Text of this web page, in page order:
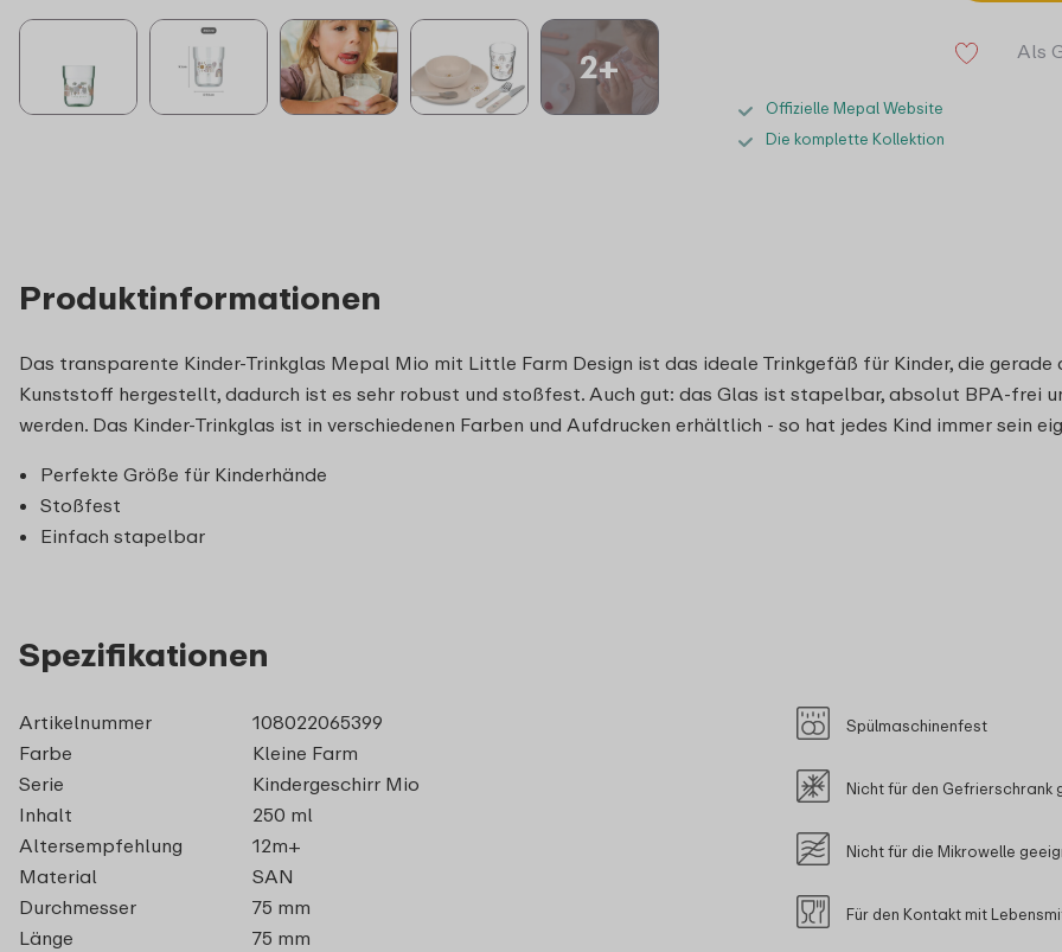
2+ Als
Offizielle Mepal Website
Die komplette Kollektion
Produktinformationen
Das transparente Kinder-Trinkglas Mepal Mio mit Little Farm Design ist das ideale Trinkgefäß für Kinder, die
Kunststoff hergestellt, dadurch ist es sehr robust und stoßfest. Auch gut: das Glas ist stapelbar, absolut BPA-frei
werden. Das Kinder-Trinkglas ist in verschiedenen Farben und Aufdrucken erhältlich - so hat jedes Kind immer sein
Perfekte Größe für Kinderhände
Stoßfest
Einfach stapelbar
Spezifikationen
Artikelnummer
108022065399
Farbe
Kleine Farm
Serie
Kindergeschirr Mio
Inhalt
250 ml
Altersempfehlung
12m+
Material
SAN
Durchmesser
75 mm
Länge
75 mm
Spülmaschinenfest
Nicht für den Gefrierschrank
Nicht für die Mikrowelle
Für den Kontakt mit